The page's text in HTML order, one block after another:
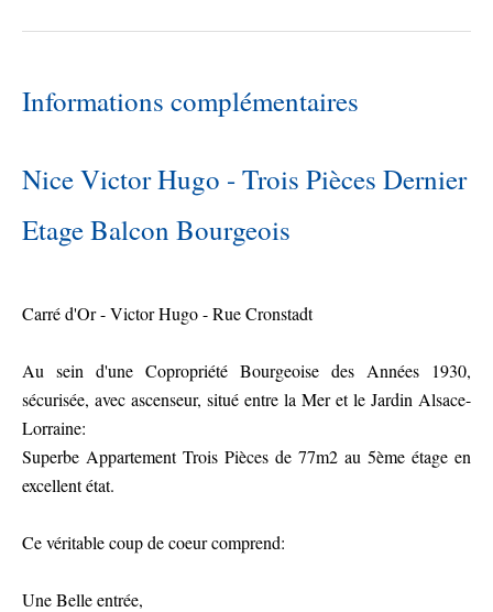
Informations complémentaires
Nice Victor Hugo - Trois Pièces Dernier
Etage Balcon Bourgeois
Carré d'Or - Victor Hugo - Rue Cronstadt
Au sein d'une Copropriété Bourgeoise des Années 1930,
sécurisée, avec ascenseur, situé entre la Mer et le Jardin Alsace-
Lorraine:
Superbe Appartement Trois Pièces de 77m2 au 5ème étage en
excellent état.
Ce véritable coup de coeur comprend:
Une Belle entrée,